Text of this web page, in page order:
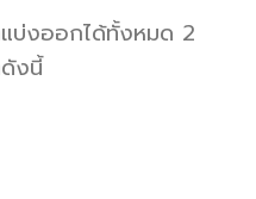
แบ่งออกได้ทั้งหมด 2
ดังนี้